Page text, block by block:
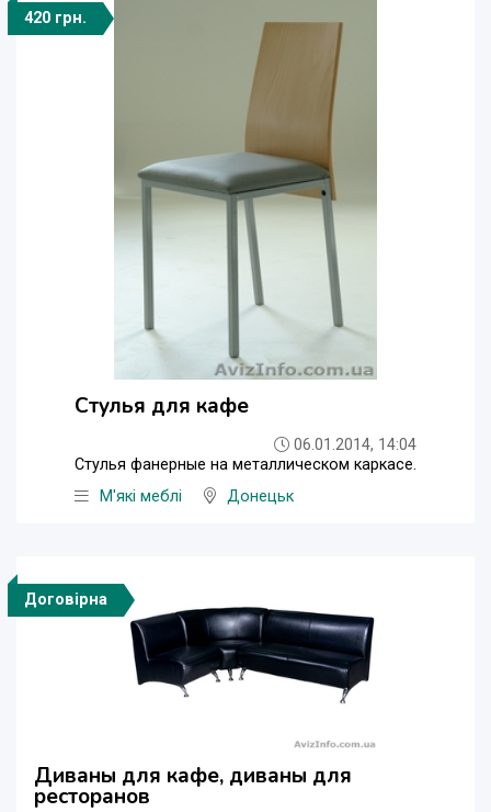
420 грн.
Стулья для кафе
06.01.2014, 14:04
Стулья фанерные на металлическом каркасе.
М'які меблі
Донецьк
Договірна
Диваны для кафе, диваны для
ресторанов